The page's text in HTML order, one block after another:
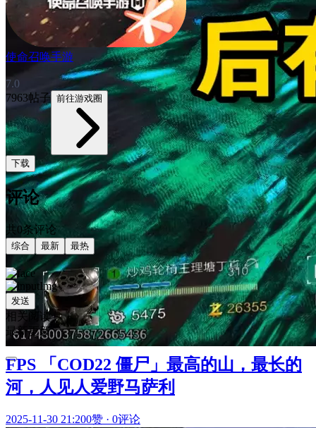
使命召唤手游
7.0
7963帖子 前往游戏圈
下载
评论
共0条评论
综合 最新 最热
发送
相关阅读
最新更新
FPS 「COD22 僵尸」最高的山，最长的
河，人见人爱野马萨利
2025-11-30 21:200赞 · 0评论